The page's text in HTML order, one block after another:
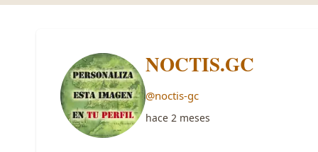
NOCTIS.GC
@noctis-gc
hace 2 meses